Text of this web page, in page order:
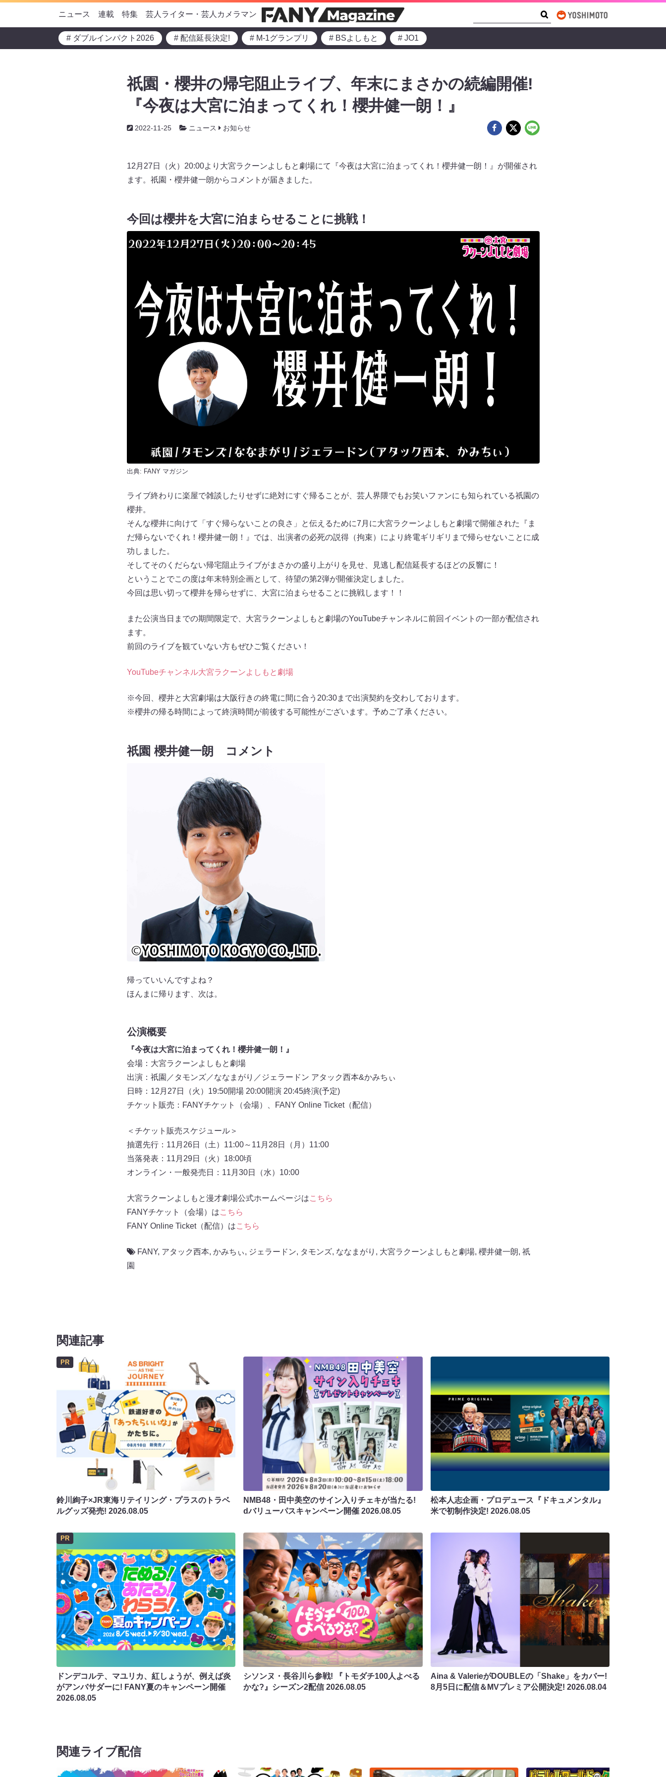
ニュース 連載 特集 芸人ライター・芸人カメラマン
# ダブルインパクト2026 # 配信延長決定! # M-1グランプリ # BSよしもと # JO1
祇園・櫻井の帰宅阻止ライブ、年末にまさかの続編開催!
『今夜は大宮に泊まってくれ！櫻井健一朗！』
2022-11-25 ニュース お知らせ
12月27日（火）20:00より大宮ラクーンよしもと劇場にて『今夜は大宮に泊まってくれ！櫻井健一朗！』が開催され
ます。祇園・櫻井健一朗からコメントが届きました。
今回は櫻井を大宮に泊まらせることに挑戦！
出典: FANY マガジン
ライブ終わりに楽屋で雑談したりせずに絶対にすぐ帰ることが、芸人界隈でもお笑いファンにも知られている祇園の
櫻井。
そんな櫻井に向けて「すぐ帰らないことの良さ」と伝えるために7月に大宮ラクーンよしもと劇場で開催された『ま
だ帰らないでくれ！櫻井健一朗！』では、出演者の必死の説得（拘束）により終電ギリギリまで帰らせないことに成
功しました。
そしてそのくだらない帰宅阻止ライブがまさかの盛り上がりを見せ、見逃し配信延長するほどの反響に！
ということでこの度は年末特別企画として、待望の第2弾が開催決定しました。
今回は思い切って櫻井を帰らせずに、大宮に泊まらせることに挑戦します！！
また公演当日までの期間限定で、大宮ラクーンよしもと劇場のYouTubeチャンネルに前回イベントの一部が配信され
ます。
前回のライブを観ていない方もぜひご覧ください！
YouTubeチャンネル大宮ラクーンよしもと劇場
※今回、櫻井と大宮劇場は大阪行きの終電に間に合う20:30まで出演契約を交わしております。
※櫻井の帰る時間によって終演時間が前後する可能性がございます。予めご了承ください。
祇園 櫻井健一朗 コメント
帰っていいんですよね？
ほんまに帰ります、次は。
公演概要
『今夜は大宮に泊まってくれ！櫻井健一朗！』
会場：大宮ラクーンよしもと劇場
出演：祇園／タモンズ／ななまがり／ジェラードン アタック西本&かみちぃ
日時：12月27日（火）19:50開場 20:00開演 20:45終演(予定)
チケット販売：FANYチケット（会場）、FANY Online Ticket（配信）
＜チケット販売スケジュール＞
抽選先行：11月26日（土）11:00～11月28日（月）11:00
当落発表：11月29日（火）18:00頃
オンライン・一般発売日：11月30日（水）10:00
大宮ラクーンよしもと漫才劇場公式ホームページはこちら
FANYチケット（会場）はこちら
FANY Online Ticket（配信）はこちら
FANY, アタック西本, かみちぃ, ジェラードン, タモンズ, ななまがり , 大宮ラクーンよしもと劇場, 櫻井健一朗, 祇
園
関連記事
PR
鈴川絢子×JR東海リテイリング・プラスのトラベ
ルグッズ発売! 2026.08.05
NMB48・田中美空のサイン入りチェキが当たる!
dバリューパスキャンペーン開催2026.08.05
松本人志企画・プロデュース『ドキュメンタル』
米で初制作決定! 2026.08.05
PR
ドンデコルテ、マユリカ、紅しょうが、例えば炎
がアンバサダーに! FANY夏のキャンペーン開催
2026.08.05
シソンヌ・長谷川ら参戦! 『トモダチ100人よべる
かな?』シーズン2配信2026.08.05
Aina & ValerieがDOUBLEの「Shake」をカバー!
8月5日に配信＆MVプレミア公開決定! 2026.08.04
関連ライブ配信